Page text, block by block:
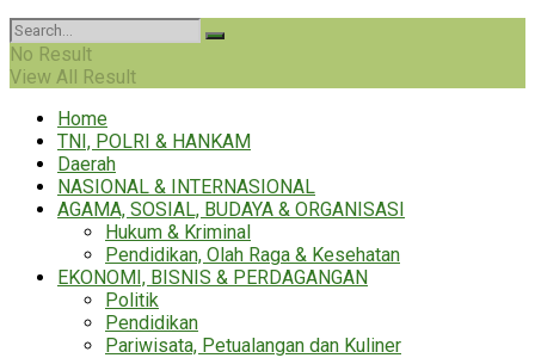
No Result
View All Result
Home
TNI, POLRI & HANKAM
Daerah
NASIONAL & INTERNASIONAL
AGAMA, SOSIAL, BUDAYA & ORGANISASI
Hukum & Kriminal
Pendidikan, Olah Raga & Kesehatan
EKONOMI, BISNIS & PERDAGANGAN
Politik
Pendidikan
Pariwisata, Petualangan dan Kuliner